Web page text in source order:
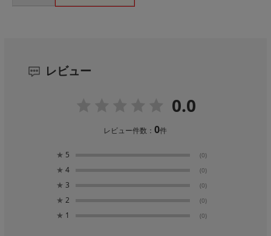
レビュー
0.0
レビュー件数：0件
★ 5 (0)
★ 4 (0)
★ 3 (0)
★ 2 (0)
★ 1 (0)